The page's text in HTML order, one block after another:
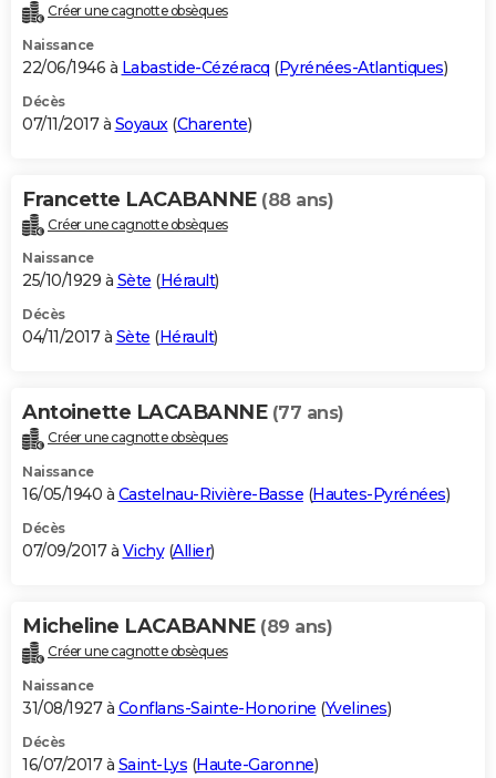
Créer une cagnotte obsèques
Naissance
22/06/1946 à Labastide-Cézéracq (Pyrénées-Atlantiques)
Décès
07/11/2017 à Soyaux (Charente)
Francette LACABANNE (88 ans)
Créer une cagnotte obsèques
Naissance
25/10/1929 à Sète (Hérault)
Décès
04/11/2017 à Sète (Hérault)
Antoinette LACABANNE (77 ans)
Créer une cagnotte obsèques
Naissance
16/05/1940 à Castelnau-Rivière-Basse (Hautes-Pyrénées)
Décès
07/09/2017 à Vichy(Allier)
Micheline LACABANNE (89 ans)
Créer une cagnotte obsèques
Naissance
31/08/1927 à Conflans-Sainte-Honorine (Yvelines)
Décès
16/07/2017 à Saint-Lys (Haute-Garonne)